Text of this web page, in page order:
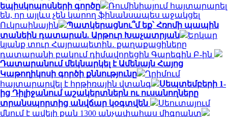
եպիսկոպոսների գործը
Ռումինիայում հայտարարել
են, որ այլևս չեն կարող ֆինանսապես աջակցել
Ուկրաինային
Պատկերացնու՞մ եք՝ Հռոմի պապին
տանեին դատարան. Արթուր Խաչատրյան
Երկար
կյանք տուր Հայրապետին․ քաղաքացիները
դատարանի բակում դիմավորեցին Գարեգին Բ-ին
Դատարանում մեկնարկել է Ամենայն Հայոց
Կաթողիկոսի գործի քննությունը
Ղրիմում
հայտարարվել է հրթիռային վտանգ
Սեպտեմբերի 1-
ից Դիլիջանում աշակերտներն ու ուսանողները
տրանսպորտից անվճար կօգտվեն
Սեուտայում
մնում է ավելի քան 1300 անչափահաս միգրանտ